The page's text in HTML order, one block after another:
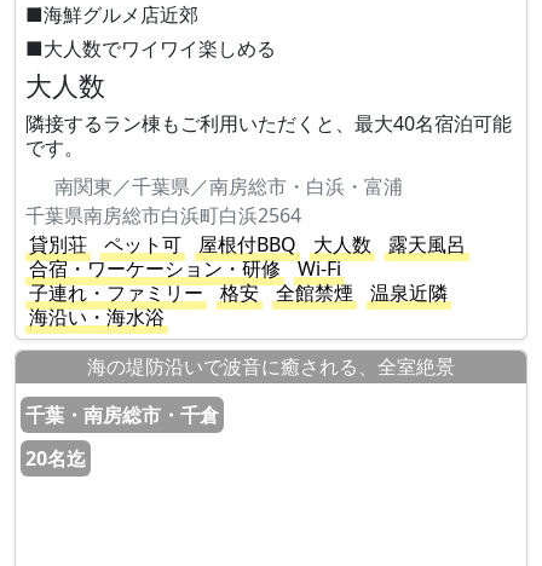
■海鮮グルメ店近郊
■大人数でワイワイ楽しめる
大人数
隣接するラン棟もご利用いただくと、最大40名宿泊可能
です。
南関東／千葉県／南房総市・白浜・富浦
千葉県南房総市白浜町白浜2564
貸別荘
ペット可 屋根付BBQ 大人数
露天風呂
合宿・ワーケーション・研修
Wi-Fi
子連れ・ファミリー
格安 全館禁煙
温泉近隣
海沿い・海水浴
海の堤防沿いで波音に癒される、全室絶景
千葉・南房総市・千倉
20名迄